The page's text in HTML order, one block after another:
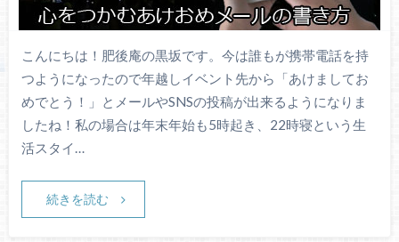
こんにちは！肥後庵の黒坂です。今は誰もが携帯電話を持
つようになったので年越しイベント先から「あけましてお
めでとう！」とメールやSNSの投稿が出来るようになりま
したね！私の場合は年末年始も5時起き、22時寝という生
活スタイ…
続きを読む